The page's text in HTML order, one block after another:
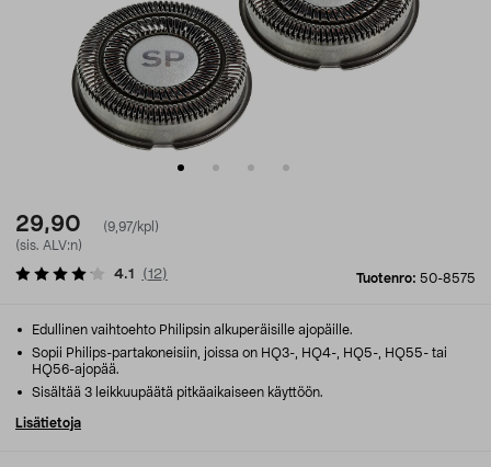
29,90
(9,97/kpl)
(sis. ALV:n)
Tuotenro: 50-8575
4.1 (12)
Edullinen vaihtoehto Philipsin alkuperäisille ajopäille.
Sopii Philips-partakoneisiin, joissa on HQ3-, HQ4-, HQ5-, HQ55- tai
HQ56-ajopää.
Sisältää 3 leikkuupäätä pitkäaikaiseen käyttöön.
Lisätietoja